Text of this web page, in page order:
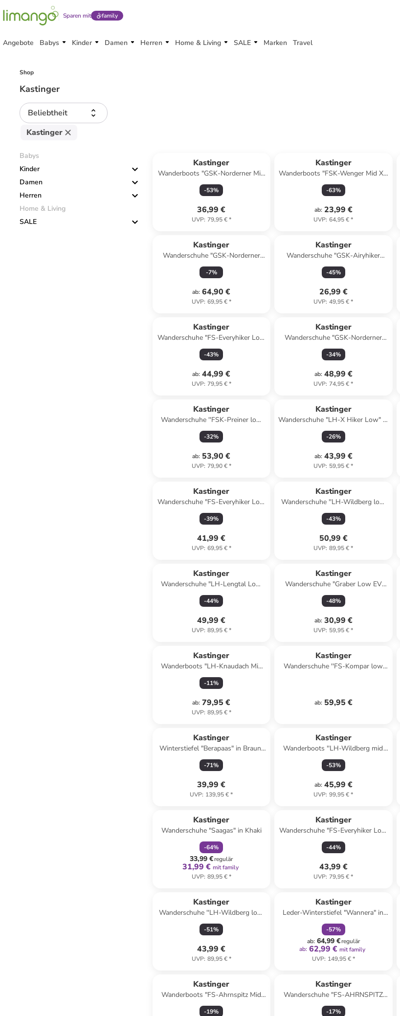
Sparen mit family
Angebote Babys Kinder Damen Herren Home & Living SALE Marken Travel
Shop
Kastinger
Beliebtheit
Kastinger
Babys
Kinder
Damen
Herren
Home & Living
SALE
Kastinger
Wanderboots "GSK-Norderner Mid
XT KTX" in Grau/ Türkis
-53%
36,99 €
UVP: 79,95 €*
Kastinger
Wanderboots "FSK-Wenger Mid XT
KTX" in Schwarz/ Grün
-63%
ab: 23,99 €
UVP: 64,95 €*
Kastinger
Wanderschuhe "GSK-Norderner
Low XT KTX" in Dunkelblau/
Limette
-7%
ab: 64,90 €
UVP: 69,95 €*
Kastinger
Wanderschuhe "GSK-Airyhiker
Low" in Dunkelblau/ Limette
-45%
26,99 €
UVP: 49,95 €*
Kastinger
Wanderschuhe "FS-Everyhiker Low
XT KTX" in Schwarz/ Grau
-43%
ab: 44,99 €
UVP: 79,95 €*
Kastinger
Wanderschuhe "GSK-Norderner
Low XT KTX" in Grau/ Türkis
-34%
ab: 48,99 €
UVP: 74,95 €*
Kastinger
Wanderschuhe ''FSK-Preiner low
XT KTX'' in Blau/ Orange
-32%
ab: 53,90 €
UVP: 79,90 €*
Kastinger
Wanderschuhe "LH-X Hiker Low" in
Grau/ Hellblau
-26%
ab: 43,99 €
UVP: 59,95 €*
Kastinger
Wanderschuhe "FS-Everyhiker Low
KTX" in Lila/ Blau
-39%
41,99 €
UVP: 69,95 €*
Kastinger
Wanderschuhe ''LH-Wildberg low
KTX'' in Braun/ Schwarz
-43%
50,99 €
UVP: 89,95 €*
Kastinger
Wanderschuhe "LH-Lengtal Low
XT KTX" in Blau
-44%
49,99 €
UVP: 89,95 €*
Kastinger
Wanderschuhe "Graber Low EV
KTX" in Blau
-48%
ab: 30,99 €
UVP: 59,95 €*
Kastinger
Wanderboots "LH-Knaudach Mid
KTX" in Schwarz
-11%
ab: 79,95 €
UVP: 89,95 €*
Kastinger
Wanderschuhe ''FS-Kompar low
ab: 59,95 €
Kastinger
Winterstiefel "Berapaas" in Braun/
Schwarz
-71%
39,99 €
UVP: 139,95 €*
Kastinger
Wanderboots ''LH-Wildberg mid
KTX'' in Braun/ Schwarz
-53%
ab: 45,99 €
UVP: 99,95 €*
Kastinger
Wanderschuhe "Saagas" in Khaki
-64%
33,99 €regulär
31,99 € mit family
UVP: 89,95 €*
Kastinger
Wanderschuhe "FS-Everyhiker Low
XT KTX" in Dunkelblau
-44%
43,99 €
UVP: 79,95 €*
Kastinger
Wanderschuhe ''LH-Wildberg low
KTX'' in Schwarz/ Rot
-51%
43,99 €
UVP: 89,95 €*
Kastinger
Leder-Winterstiefel "Wannera" in
Hellbraun
-57%
ab: 64,99 €regulär
ab: 62,99 € mit family
UVP: 149,95 €*
Kastinger
Wanderboots "FS-Ahrnspitz Mid
KTX" in Schwarz
-19%
Kastinger
Wanderschuhe "FS-AHRNSPITZ
LOW KTX" in Orange/ Blau
-17%